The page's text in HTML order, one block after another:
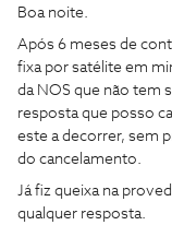
Boa noite.
Após 6 meses de
fixa por satélite em
da NOS que não tem
resposta que posso
este a decorrer, sem
do cancelamento.
Já fiz queixa na
qualquer resposta.